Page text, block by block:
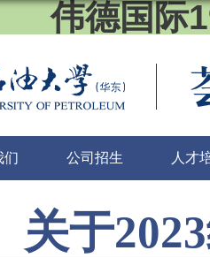
伟德国际
们 公司招生 人才
关于